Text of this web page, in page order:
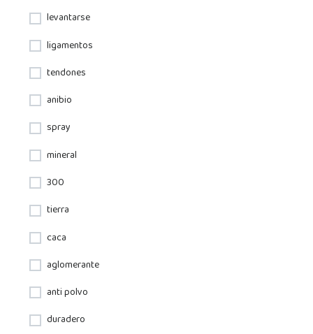
levantarse
ligamentos
tendones
anibio
spray
mineral
300
tierra
caca
aglomerante
anti polvo
duradero